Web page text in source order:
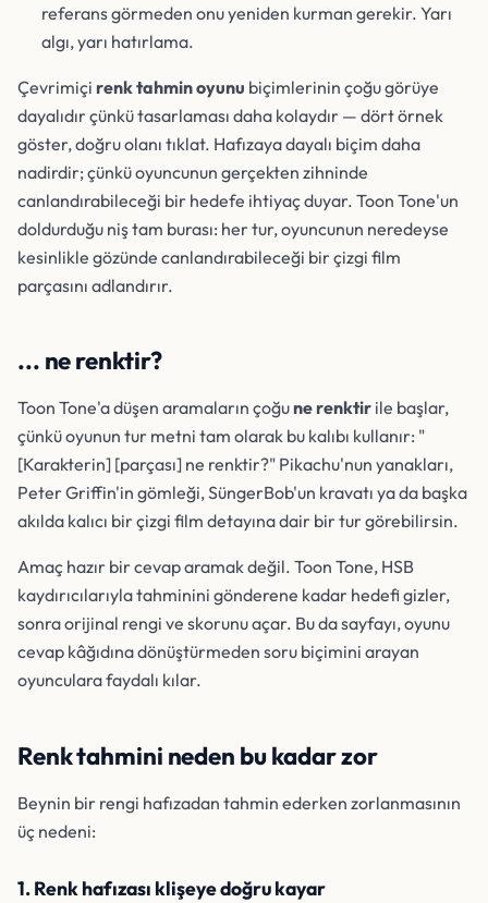
referans görmeden onu yeniden kurman gerekir. Yarı
algı, yarı hatırlama.
Çevrimiçi renk tahmin oyunu biçimlerinin çoğu görüye
dayalıdır çünkü tasarlaması daha kolaydır — dört örnek
göster, doğru olanı tıklat. Hafızaya dayalı biçim daha
nadirdir; çünkü oyuncunun gerçekten zihninde
canlandırabileceği bir hedefe ihtiyaç duyar. Toon Tone'un
doldurduğu niş tam burası: her tur, oyuncunun neredeyse
kesinlikle gözünde canlandırabileceği bir çizgi film
parçasını adlandırır.
... ne renktir?
Toon Tone'a düşen aramaların çoğune renktir ile başlar,
çünkü oyunun tur metni tam olarak bu kalıbı kullanır: "
[Karakterin] [parçası] ne renktir?" Pikachu'nun yanakları,
Peter Griffin'in gömleği, SüngerBob'un kravatı ya da başka
akılda kalıcı bir çizgi film detayına dair bir tur görebilirsin.
Amaç hazır bir cevap aramak değil. Toon Tone, HSB
kaydırıcılarıyla tahminini gönderene kadar hedefi gizler,
sonra orijinal rengi ve skorunu açar. Bu da sayfayı, oyunu
cevap kâğıdına dönüştürmeden soru biçimini arayan
oyunculara faydalı kılar.
Renk tahmini neden bu kadar zor
Beynin bir rengi hafızadan tahmin ederken zorlanmasının
üç nedeni:
1. Renk hafızası klişeye doğru kayar